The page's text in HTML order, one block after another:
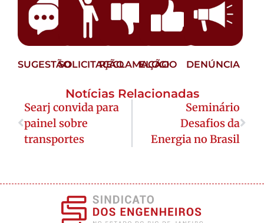
SUGESTÃOSOLICITAÇÃORECLAMAÇÃO
ELOGIO DENÚNCIA
Notícias Relacionadas
Searj convida para
painel sobre
transportes
Seminário
Desafios da
Energia no Brasil